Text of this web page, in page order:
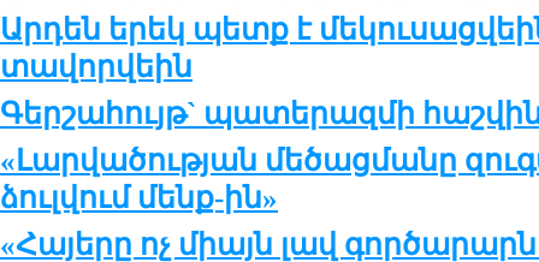
Արդեն ե­րեկ պետք է
տա­վոր­վեին
Գեր­շա­հույթ` պա­տե­րազ­մի
«Լար­վա­ծու­թ­յան մե­ծաց­մա­նը
ձուլ­վում մենք-ին»
«Հա­յե­րը ոչ միայն լավ